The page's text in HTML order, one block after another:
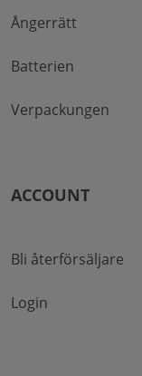
Ångerrätt
Batterien
Verpackungen
ACCOUNT
Bli återförsäljare
Login